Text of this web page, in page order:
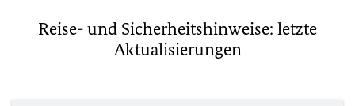
Reise- und Sicherheitshinweise: letzte
Aktualisierungen